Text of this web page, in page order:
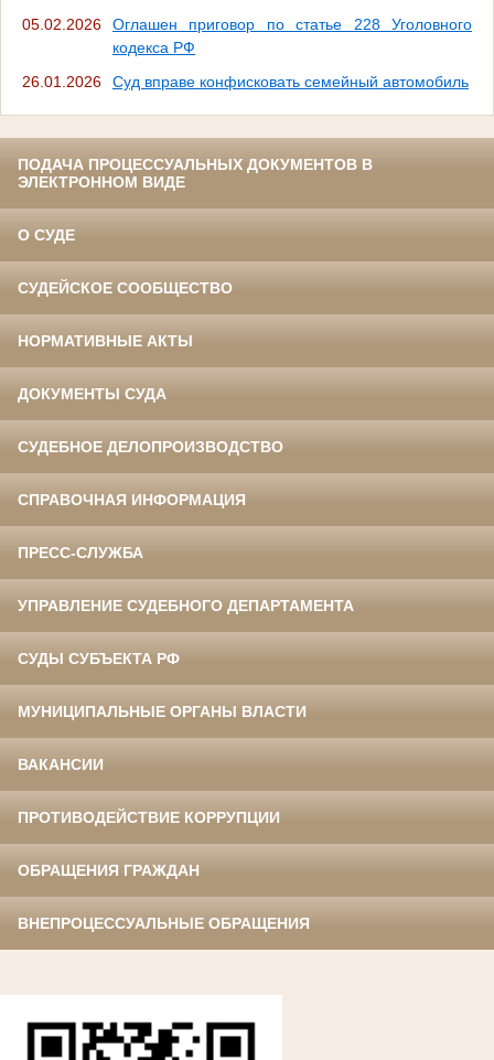
05.02.2026
Оглашен приговор по статье 228 Уголовного
кодекса РФ
26.01.2026
Суд вправе конфисковать семейный автомобиль
ПОДАЧА ПРОЦЕССУАЛЬНЫХ ДОКУМЕНТОВ В
ЭЛЕКТРОННОМ ВИДЕ
О СУДЕ
СУДЕЙСКОЕ СООБЩЕСТВО
НОРМАТИВНЫЕ АКТЫ
ДОКУМЕНТЫ СУДА
СУДЕБНОЕ ДЕЛОПРОИЗВОДСТВО
СПРАВОЧНАЯ ИНФОРМАЦИЯ
ПРЕСС-СЛУЖБА
УПРАВЛЕНИЕ СУДЕБНОГО ДЕПАРТАМЕНТА
СУДЫ СУБЪЕКТА РФ
МУНИЦИПАЛЬНЫЕ ОРГАНЫ ВЛАСТИ
ВАКАНСИИ
ПРОТИВОДЕЙСТВИЕ КОРРУПЦИИ
ОБРАЩЕНИЯ ГРАЖДАН
ВНЕПРОЦЕССУАЛЬНЫЕ ОБРАЩЕНИЯ